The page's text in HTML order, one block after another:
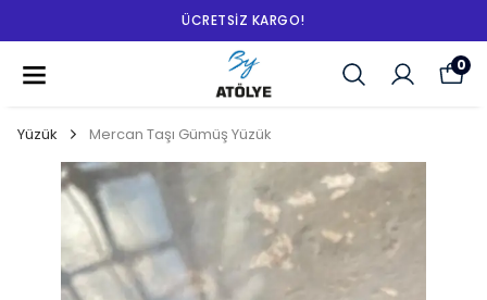
ÜCRETSIZ KARGO!
0
Yüzük Mercan Taşı Gümüş Yüzük